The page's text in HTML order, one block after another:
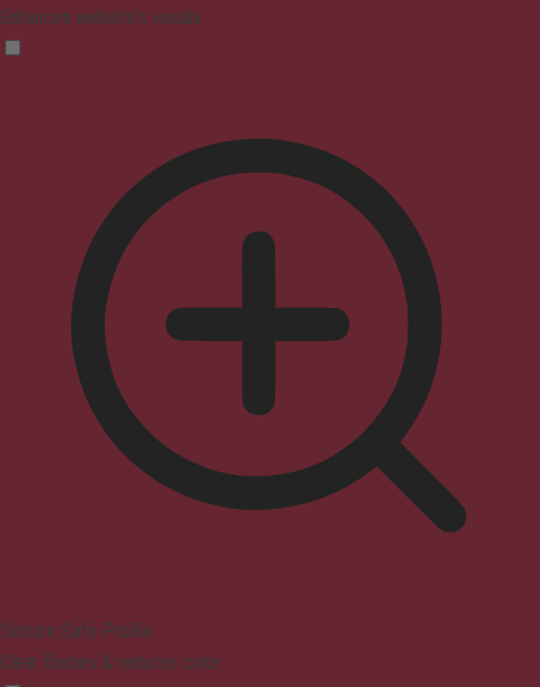
Enhances website's visuals
Seizure Safe Profile
Clear flashes & reduces color